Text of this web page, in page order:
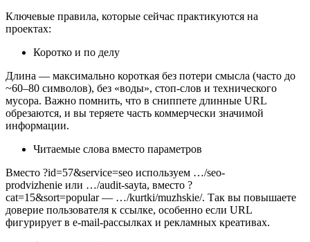
Ключевые правила, которые сейчас практикуются на
проектах:
Коротко и по делу
Длина — максимально короткая без потери смысла (часто до
~60–80 символов), без «воды», стоп‑слов и технического
мусора. Важно помнить, что в сниппете длинные URL
обрезаются, и вы теряете часть коммерчески значимой
информации.​
Читаемые слова вместо параметров
Вместо ?id=57&service=seo используем …/seo-
prodvizhenie или …/audit-sayta, вместо ?
cat=15&sort=popular — …/kurtki/muzhskie/. Так вы повышаете
доверие пользователя к ссылке, особенно если URL
фигурирует в e‑mail‑рассылках и рекламных креативах.